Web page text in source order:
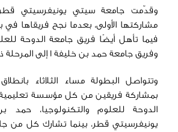
وقدّمت جامعة سيتي يونيفرسيتي
مشاركتها الأولى، بعدما نجح فريقاها في
وفريق جامعة حمد بن خليفة 1 إلى المرحلة ذاتها.
وتتواصل البطولة مساء الثلاثاء
بمشاركة فريقين من كل مؤسسة
الدوحة للعلوم والتكنولوجيا، حمد
يونيفرسيتي قطر، بينما تشارك كل من